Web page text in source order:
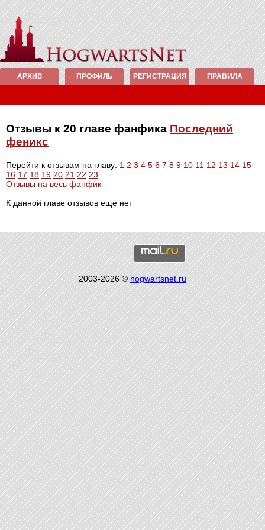
АРХИВ ПРОФИЛЬ РЕГИСТРАЦИЯ ПРАВИЛА
Отзывы к 20 главе фанфика Последний
феникс
Перейти к отзывам на главу: 1 2 3 4 5 6 7 8 9 10 11 12 13 14 15
16 17 18 19 20 21 22 23
Отзывы на весь фанфик
К данной главе отзывов ещё нет
2003-2026 ©hogwartsnet.ru